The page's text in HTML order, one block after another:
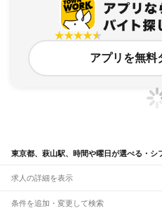
アプリを無料
東京都、萩山駅、時間や曜日が選べる・シ
求人の詳細を表示
条件を追加・変更して検索